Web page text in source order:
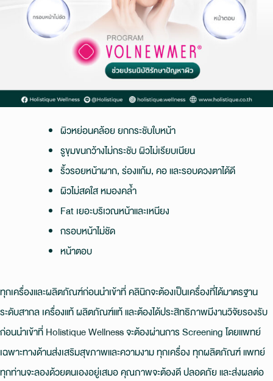
ผิวหย่อนคล้อย ยกกระชับใบหน้า
รูขุมขนกว้างไม่กระชับ ผิวไม่เรียบเนียน
ริ้วรอยหน้าผาก, ร่องแก้ม, คอ และรอบดวงตาได้ดี
ผิวไม่สดใส หมองคล้ำ
Fat เยอะบริเวณหน้าและเหนียง
กรอบหน้าไม่ชัด
หน้าตอบ
ทุกเครื่องและผลิตภัณฑ์ก่อนนำเข้าที่ คลินิกจะต้องเป็นเครื่องที่ได้มาตรฐาน
ระดับสากล เครื่องแท้ ผลิตภัณฑ์แท้ และต้องได้ประสิทธิภาพมีงานวิจัยรองรับ
ก่อนนำเข้าที่Holistique Wellnessจะต้องผ่านการ Screening โดยแพทย์
เฉพาะทางด้านส่งเสริมสุขภาพและความงาม ทุกเครื่อง ทุกผลิตภัณฑ์ แพทย์
ทุกท่านจะลองด้วยตนเองอยู่เสมอ คุณภาพจะต้องดี ปลอดภัย และส่งผลต่อ